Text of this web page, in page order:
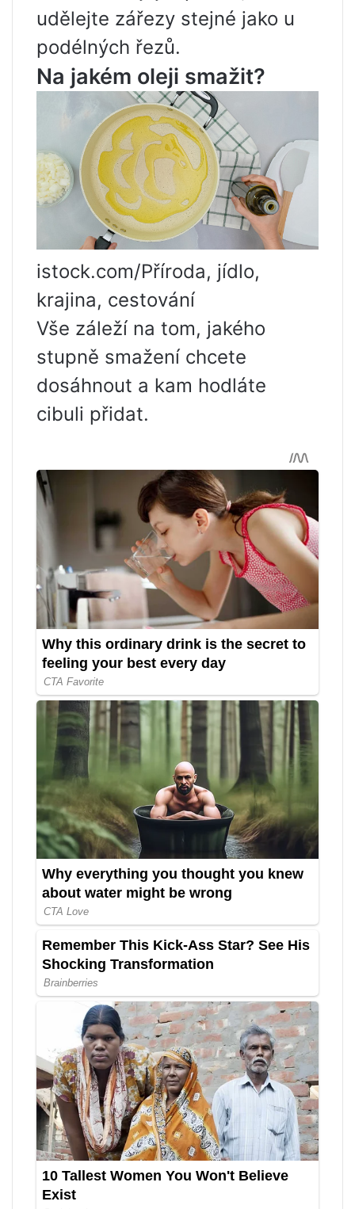
udělejte zářezy stejné jako u
podélných řezů.
Na jakém oleji smažit?
istock.com/Příroda, jídlo,
krajina, cestování
Vše záleží na tom, jakého
stupně smažení chcete
dosáhnout a kam hodláte
cibuli přidat.